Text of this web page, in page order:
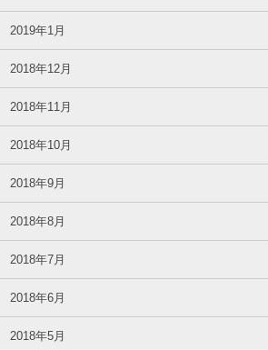
2019年1月
2018年12月
2018年11月
2018年10月
2018年9月
2018年8月
2018年7月
2018年6月
2018年5月